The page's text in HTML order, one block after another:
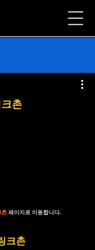
촌
촌 페이지로 이동합니다.
크촌